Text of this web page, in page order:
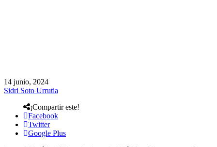
14 junio, 2024
Sidri Soto Urrutia
¡Compartir este!
Facebook
Twitter
Google Plus